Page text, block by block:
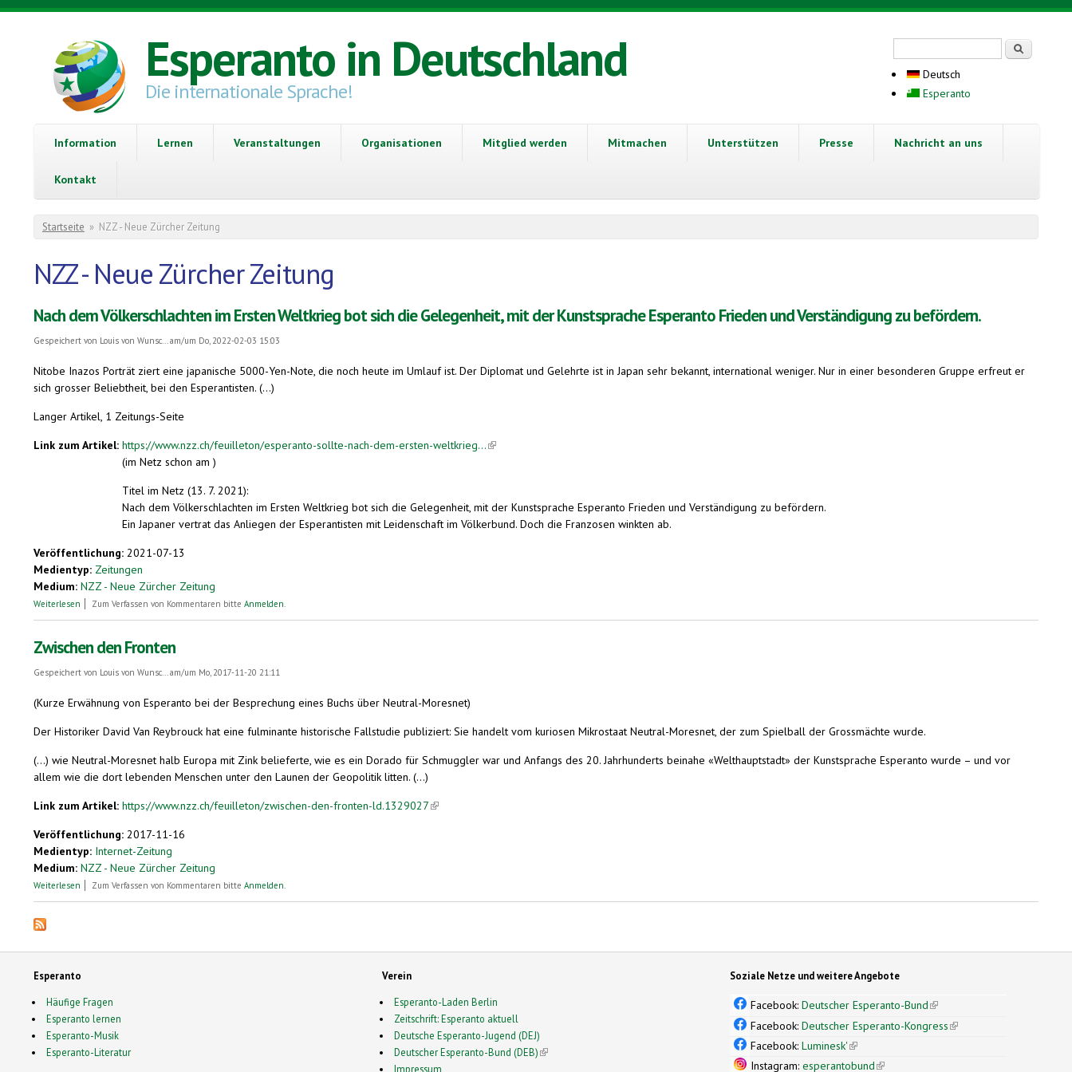
Direkt zum Inhalt
Esperanto in Deutschland
Die internationale Sprache!
Deutsch
Esperanto
Information Lernen Veranstaltungen Organisationen Mitglied werden Mitmachen Unterstützen Presse Nachricht an uns
Kontakt
Sie sind hier
Startseite » NZZ - Neue Zürcher Zeitung
NZZ - Neue Zürcher Zeitung
Nach dem Völkerschlachten im Ersten Weltkrieg bot sich die Gelegenheit, mit der Kunstsprache Esperanto Frieden und Verständigung zu befördern.
Gespeichert von Louis von Wunsc...am/um Do, 2022-02-03 15:03
Nitobe Inazos Porträt ziert eine japanische 5000-Yen-Note, die noch heute im Umlauf ist. Der Diplomat und Gelehrte ist in Japan sehr bekannt, international weniger. Nur in einer besonderen Gruppe erfreut er
sich grosser Beliebtheit, bei den Esperantisten. (...)
Langer Artikel, 1 Zeitungs-Seite
Link zum Artikel: https://www.nzz.ch/feuilleton/esperanto-sollte-nach-dem-ersten-weltkrieg...(link is external)
(im Netz schon am )
Titel im Netz (13. 7. 2021):
Nach dem Völkerschlachten im Ersten Weltkrieg bot sich die Gelegenheit, mit der Kunstsprache Esperanto Frieden und Verständigung zu befördern.
Ein Japaner vertrat das Anliegen der Esperantisten mit Leidenschaft im Völkerbund. Doch die Franzosen winkten ab.
Veröffentlichung: 2021-07-13
Medientyp: Zeitungen
Medium: NZZ - Neue Zürcher Zeitung
Weiterlesen über Nach dem Völkerschlachten im Ersten Weltkrieg bot sich die Gelegenheit, mit der Kunstsprache Esperanto Frieden und Verständigung zu befördern.
Zum Verfassen von Kommentaren bitte Anmelden.
Zwischen den Fronten
Gespeichert von Louis von Wunsc...am/um Mo, 2017-11-20 21:11
(Kurze Erwähnung von Esperanto bei der Besprechung eines Buchs über Neutral-Moresnet)
Der Historiker David Van Reybrouck hat eine fulminante historische Fallstudie publiziert: Sie handelt vom kuriosen Mikrostaat Neutral-Moresnet, der zum Spielball der Grossmächte wurde.
(...) wie Neutral-Moresnet halb Europa mit Zink belieferte, wie es ein Dorado für Schmuggler war und Anfangs des 20. Jahrhunderts beinahe «Welthauptstadt» der Kunstsprache Esperanto wurde – und vor
allem wie die dort lebenden Menschen unter den Launen der Geopolitik litten. (...)
Link zum Artikel: https://www.nzz.ch/feuilleton/zwischen-den-fronten-ld.1329027(link is external)
Veröffentlichung: 2017-11-16
Medientyp: Internet-Zeitung
Medium: NZZ - Neue Zürcher Zeitung
Weiterlesen über Zwischen den Fronten
Zum Verfassen von Kommentaren bitte Anmelden.
Esperanto
Häufige Fragen
Esperanto lernen
Esperanto-Musik
Esperanto-Literatur
Verein
Esperanto-Laden Berlin
Zeitschrift: Esperanto aktuell
Deutsche Esperanto-Jugend (DEJ)
Deutscher Esperanto-Bund (DEB)(link is external)
Impressum
Soziale Netze und weitere Angebote
Facebook:Deutscher Esperanto-Bund(link is external)
Facebook:Deutscher Esperanto-Kongress(link is external)
Facebook:Luminesk'(link is external)
Instagram:esperantobund(link is external)